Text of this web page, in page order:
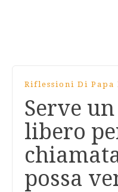
Riflessioni Di Papa
Serve
libero
possa